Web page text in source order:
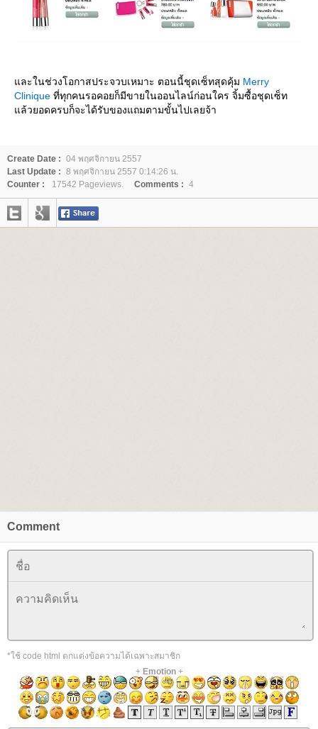
ละในช่วงโอกาสประจวบเหมาะ ตอนนี้ชุดเซ็ทสุดคุ้ม Merry
Clinique ที่ทุกคนรอคอยก็มีขายในออนไลน์ก่อนใคร จิ้มซื้อชุดเซ็ท
ล้วยอดครบก็จะได้รับของแถมตามขั้นไปเลยจ้า
Create Date : 04 พฤศจิกายน 2557
Last Update : 8 พฤศจิกายน 2557 0:14:26 น.
Counter :
17542 Pageviews. Comments : 4
Comment
*ใช้ code html ตกแต่งข้อความได้เฉพาะสมาชิก
+ Emotion+